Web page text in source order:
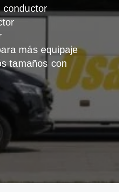
conductor
más equipaje
tamaños con